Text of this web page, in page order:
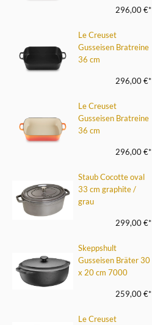
296,00 €*
Le Creuset
Gusseisen Bratreine
36 cm
296,00 €*
Le Creuset
Gusseisen Bratreine
36 cm
296,00 €*
Staub Cocotte oval
33 cm graphite /
grau
299,00 €*
Skeppshult
Gusseisen Bräter 30
x 20 cm 7000
259,00 €*
Le Creuset